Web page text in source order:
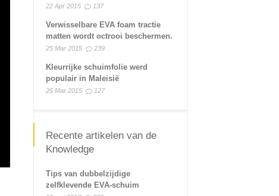
22 Apr 2015 137
Verwisselbare EVA foam tractie
matten wordt octrooi beschermen.
25 Mar 2015 239
Kleurrijke schuimfolie werd
populair in Maleisië
25 Mar 2015 127
Recente artikelen van de
Knowledge
Tips van dubbelzijdige
zelfklevende EVA-schuim